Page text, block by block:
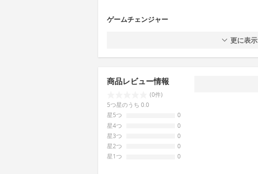
ゲームチェンジャー
更に表示
商品レビュー情報
(0件)
5つ星のうち 0.0
星5つ
0
星4つ
0
星3つ
0
星2つ
0
星1つ
0